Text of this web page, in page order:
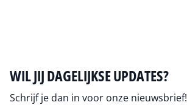
WIL JIJ DAGELIJKSE UPDATES?
Schrijf je dan in voor onze nieuwsbrief!